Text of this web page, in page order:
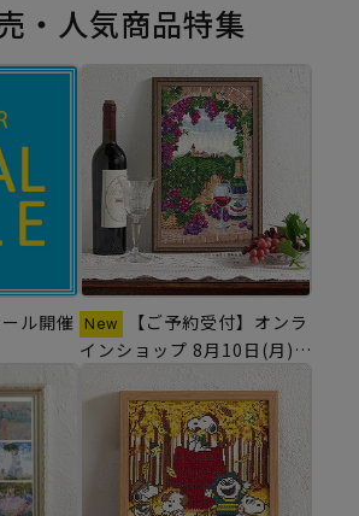
・人気商品特集
ル開催
【ご予約受付】オンラ
インショップ 8月10日(月)発